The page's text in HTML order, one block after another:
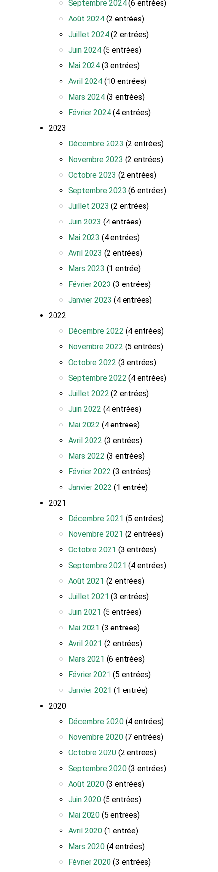
Septembre 2024 (6 entrées)
Août 2024 (2 entrées)
Juillet 2024 (2 entrées)
Juin 2024 (5 entrées)
Mai 2024 (3 entrées)
Avril 2024 (10 entrées)
Mars 2024 (3 entrées)
Février 2024 (4 entrées)
2023
Décembre 2023 (2 entrées)
Novembre 2023 (2 entrées)
Octobre 2023 (2 entrées)
Septembre 2023 (6 entrées)
Juillet 2023 (2 entrées)
Juin 2023 (4 entrées)
Mai 2023 (4 entrées)
Avril 2023 (2 entrées)
Mars 2023 (1 entrée)
Février 2023 (3 entrées)
Janvier 2023 (4 entrées)
2022
Décembre 2022 (4 entrées)
Novembre 2022 (5 entrées)
Octobre 2022 (3 entrées)
Septembre 2022 (4 entrées)
Juillet 2022 (2 entrées)
Juin 2022 (4 entrées)
Mai 2022 (4 entrées)
Avril 2022 (3 entrées)
Mars 2022 (3 entrées)
Février 2022 (3 entrées)
Janvier 2022 (1 entrée)
2021
Décembre 2021 (5 entrées)
Novembre 2021 (2 entrées)
Octobre 2021 (3 entrées)
Septembre 2021 (4 entrées)
Août 2021 (2 entrées)
Juillet 2021 (3 entrées)
Juin 2021 (5 entrées)
Mai 2021 (3 entrées)
Avril 2021 (2 entrées)
Mars 2021 (6 entrées)
Février 2021 (5 entrées)
Janvier 2021 (1 entrée)
2020
Décembre 2020 (4 entrées)
Novembre 2020 (7 entrées)
Octobre 2020 (2 entrées)
Septembre 2020 (3 entrées)
Août 2020 (3 entrées)
Juin 2020 (5 entrées)
Mai 2020 (5 entrées)
Avril 2020 (1 entrée)
Mars 2020 (4 entrées)
Février 2020 (3 entrées)